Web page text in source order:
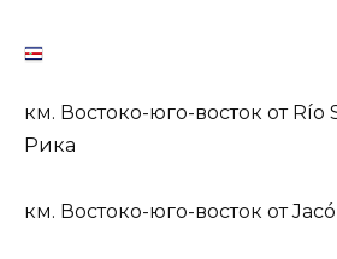
км. Востоко-юго-восток от Río
Рика
км. Востоко-юго-восток от